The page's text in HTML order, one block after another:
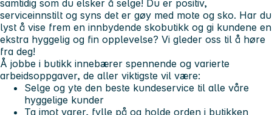
samtidig som du elsker å selge! Du er positiv,
serviceinnstilt og syns det er gøy med mote og sko. Har du
lyst å vise frem en innbydende skobutikk og gi kundene en
ekstra hyggelig og fin opplevelse? Vi gleder oss til å høre
fra deg!
Å jobbe i butikk innebærer spennende og varierte
arbeidsoppgaver, de aller viktigste vil være:
Selge og yte den beste kundeservice til alle våre
hyggelige kunder
Ta imot varer, fylle på og holde orden i butikken